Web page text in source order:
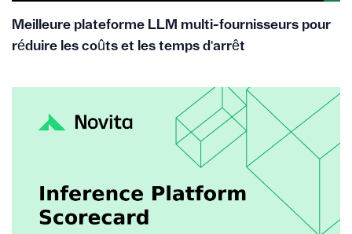
Meilleure plateforme LLM multi-fournisseurs pour
réduire les coûts et les temps d'arrêt